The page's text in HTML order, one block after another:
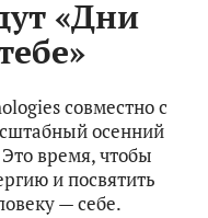
«Дни
совместно с
осенний
время, чтобы
и посвятить
— себе.